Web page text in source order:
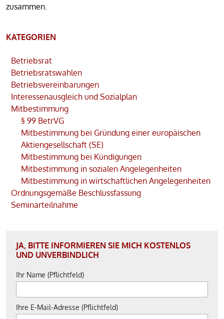
zusammen.
KATEGORIEN
Betriebsrat
Betriebsratswahlen
Betriebsvereinbarungen
Interessenausgleich und Sozialplan
Mitbestimmung
§ 99 BetrVG
Mitbestimmung bei Gründung einer europäischen
Aktiengesellschaft (SE)
Mitbestimmung bei Kündigungen
Mitbestimmung in sozialen Angelegenheiten
Mitbestimmung in wirtschaftlichen Angelegenheiten
Ordnungsgemäße Beschlussfassung
Seminarteilnahme
JA, BITTE INFORMIEREN SIE MICH KOSTENLOS
UND UNVERBINDLICH
Ihr Name (Pflichtfeld)
Ihre E-Mail-Adresse (Pflichtfeld)